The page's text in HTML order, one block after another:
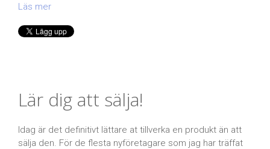
Läs mer
Lär dig att sälja!
Idag är det definitivt lättare at tillverka en produkt än att
sälja den. För de flesta nyföretagare som jag har träffat